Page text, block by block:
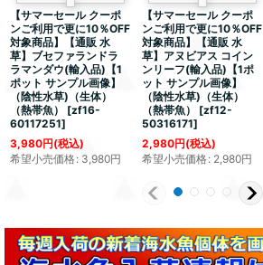
【サマーセール クーポ
ンご利用で更に10％OFF
対象商品】【通販 水
草】ブセファランドラ
ラマンダウ(輸入品)【1
ポット サンプル画像】
（陰性水草)（生体）
（熱帯魚）
[zf16-
60117251]
3,980円(税込)
希望小売価格: 3,980円
【サマーセール クーポ
ンご利用で更に10％OFF
対象商品】【通販 水
草】アヌビアス コイン
ンリーフ(輸入品)【1ポ
ット サンプル画像】
（陰性水草)（生体）
（熱帯魚）
[zf12-
50316171]
2,980円(税込)
希望小売価格: 2,980円